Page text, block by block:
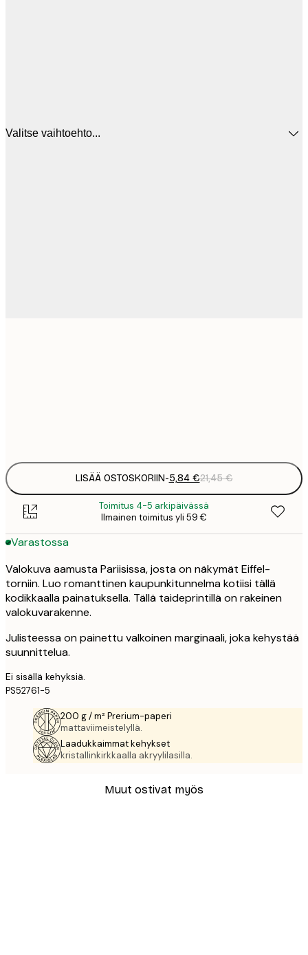
Valitse vaihtoehto...
LISÄÄ OSTOSKORIIN-5,84 €21,45 €
Toimitus 4-5 arkipäivässä
Ilmainen toimitus yli 59 €
Varastossa
Valokuva aamusta Pariisissa, josta on näkymät Eiffel-
torniin. Luo romanttinen kaupunkitunnelma kotiisi tällä
kodikkaalla painatuksella. Tällä taideprintillä on rakeinen
valokuvarakenne.
Julisteessa on painettu valkoinen marginaali, joka kehystää
suunnittelua.
Ei sisällä kehyksiä.
PS52761-5
200 g / m² Prerium-paperi
mattaviimeistelyllä.
Laadukkaimmat kehykset
kristallinkirkkaalla akryylilasilla.
Muut ostivat myös